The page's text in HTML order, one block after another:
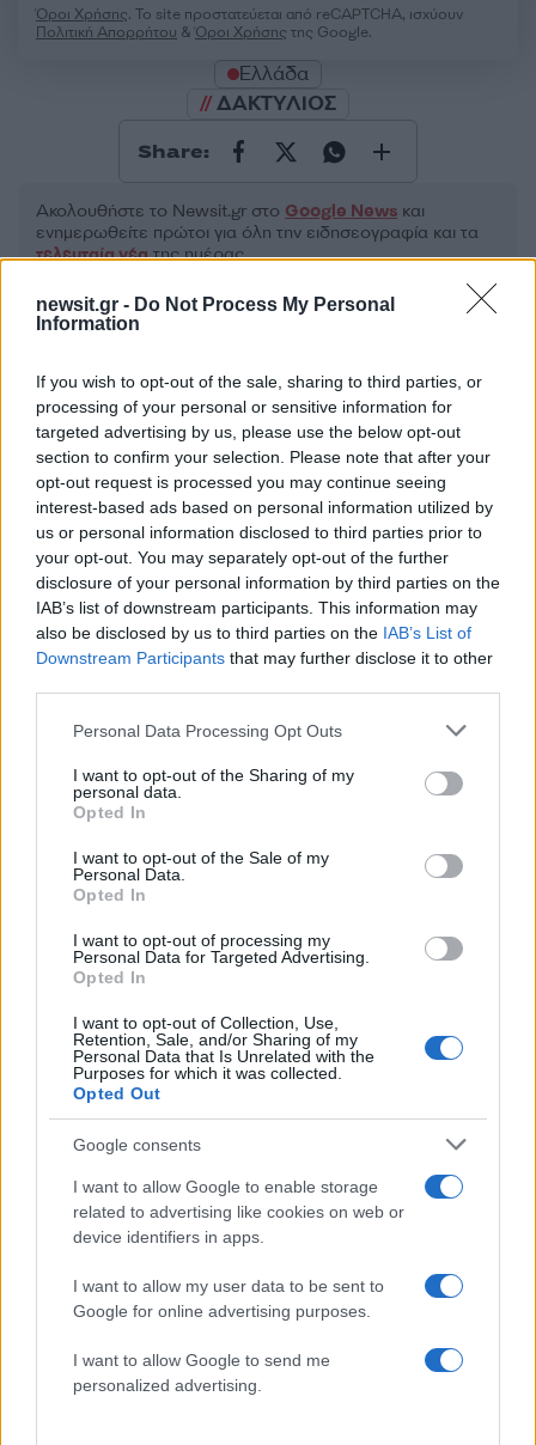
newsit.gr - Do Not Process My Personal
Information
If you wish to opt-out of the sale, sharing to third parties, or
processing of your personal or sensitive information for
targeted advertising by us, please use the below opt-out
section to confirm your selection. Please note that after your
opt-out request is processed you may continue seeing
interest-based ads based on personal information utilized by
us or personal information disclosed to third parties prior to
your opt-out. You may separately opt-out of the further
disclosure of your personal information by third parties on the
IAB’s list of downstream participants. This information may
also be disclosed by us to third parties on the IAB’s List of
Downstream Participants that may further disclose it to other
Please note that this website/app uses one or more Google
not limited to your visit or usage behaviour. You may click to
grant or deny consent to Google and its third-party tags to
use your data for below specified purposes in below Google
consent section.
Personal Data Processing Opt Outs
I want to opt-out of the Sharing of my
personal data.
Opted In
I want to opt-out of the Sale of my
Personal Data.
Opted In
I want to opt-out of processing my
Personal Data for Targeted Advertising.
Opted In
I want to opt-out of Collection, Use,
Retention, Sale, and/or Sharing of my
Personal Data that Is Unrelated with the
Purposes for which it was collected.
Opted Out
Google consents
I want to allow Google to enable storage
related to advertising like cookies on web or
device identifiers in apps.
I want to allow my user data to be sent to
Google for online advertising purposes.
I want to allow Google to send me
personalized advertising.
Όροι Χρήσης. Το site προστατεύεται από reCAPTCHA, ισχύουν
Πολιτική Απορρήτου &Όροι Χρήσης της Google.
Ελλάδα
ΔΑΚΤΥΛΙΟΣ
Share:
Ακολουθήστε το Νewsit.gr στο Google News και
ενημερωθείτε πρώτοι για όλη την ειδησεογραφία και τα
τελευταία νέατης ημέρας
Πιο δημοφιλή
1 Σέρρες: Βίντεο ντοκουμέντο από το
τροχαίο με νεκρούς μητέρα και γιο – Ο
οδηγός του φορτηγού κατέγραψε τη
σύγκρουση
2Marfin: Η 46χρονη πήρε προθεσμία για να
απολογηθεί την Τρίτη – «Είναι αθώα,
συμμετείχε στη διαδήλωση όπως και
100.000 άτομα»
3Σίντνεϊ Τάουλ: Πέθανε σε ηλικία 26 ετών η
με τον καρκίνο
Μεταφορές χρημάτων: Πότε μπορεί να
θεωρηθούν δωρεές και να επιβληθεί φόρος
– Τι ισχυεί για τις γονικές παροχές
Κυψέλη: «Δεν μπορώ να το πιστέψω» –
φιλοξενούσε τον 26χρονο Αφγανό στη
Λέσβο
Πιο σχολιασμένα
Έφυγαν οι συνεργάτες, μένει η Μαρία
Καρυστιανού - Η επόμενη μέρα για την
«Ελπίδα για τη Δημοκρατία»
Canadair 515: Οι πρώτες εικόνες από την
κατασκευή του αεροσκάφους που θα
επιχειρεί και τη νύχτα στα μέτωπα της
φωτιάς
Βγήκαν ξανά τα μαχαίρια στην Ελπίδα
για τη Δημοκρατία: «Καρυστιανού,
Γρατσία και Γαλανός μετέτρεψαν το
Το πολωμένο μελτέμι που τροφοδότησε
τις φωτιές σε Αττική και Βοιωτία: «Από τα
χρόνων»
Απίστευτο κι όμως αληθινό -